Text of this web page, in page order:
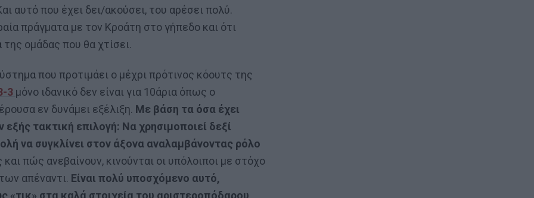
αυτό που έχει δει/ακούσει, του αρέσει πολύ.
πράγματα με τον Κροάτη στο γήπεδο και ότι
ομάδας που θα χτίσει.
που προτιμάει ο μέχρι πρότινος κόουτς της
3 μόνο ιδανικό δεν είναι για 10άρια όπως ο
εν δυνάμει εξέλιξη. Με βάση τα όσα έχει
τακτική επιλογή: Να χρησιμοποιεί δεξί
να συγκλίνει στον άξονα αναλαμβάνοντας ρόλο
πώς ανεβαίνουν, κινούνται οι υπόλοιποι με στόχο
απέναντι. Είναι πολύ υποσχόμενο αυτό,
στα καλά στοιχεία του αριστεροπόδαρου